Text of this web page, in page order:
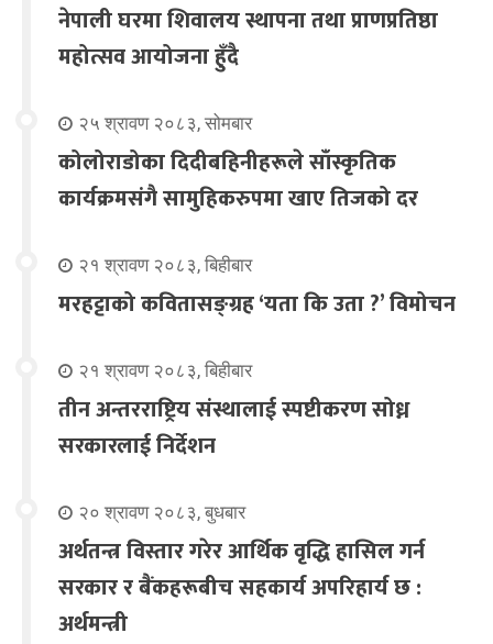
नेपाली घरमा शिवालय स्थापना तथा प्राणप्रतिष्ठा
महोत्सव आयोजना हुँदै
२५ श्रावण २०८३, सोमबार
कोलोराडोका दिदीबहिनीहरूले साँस्कृतिक
कार्यक्रमसंगै सामुहिकरुपमा खाए तिजको दर
२१ श्रावण २०८३, बिहीबार
मरहट्टाको कवितासङ्ग्रह ‘यता कि उता ?’ विमोचन
२१ श्रावण २०८३, बिहीबार
तीन अन्तरराष्ट्रिय संस्थालाई स्पष्टीकरण सोध्न
सरकारलाई निर्देशन
२० श्रावण २०८३, बुधबार
अर्थतन्त्र विस्तार गरेर आर्थिक वृद्धि हासिल गर्न
सरकार र बैंकहरूबीच सहकार्य अपरिहार्य छ :
अर्थमन्त्री